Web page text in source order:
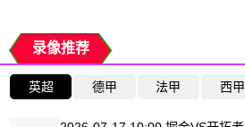
录像推荐
英超 德甲 法甲 西甲